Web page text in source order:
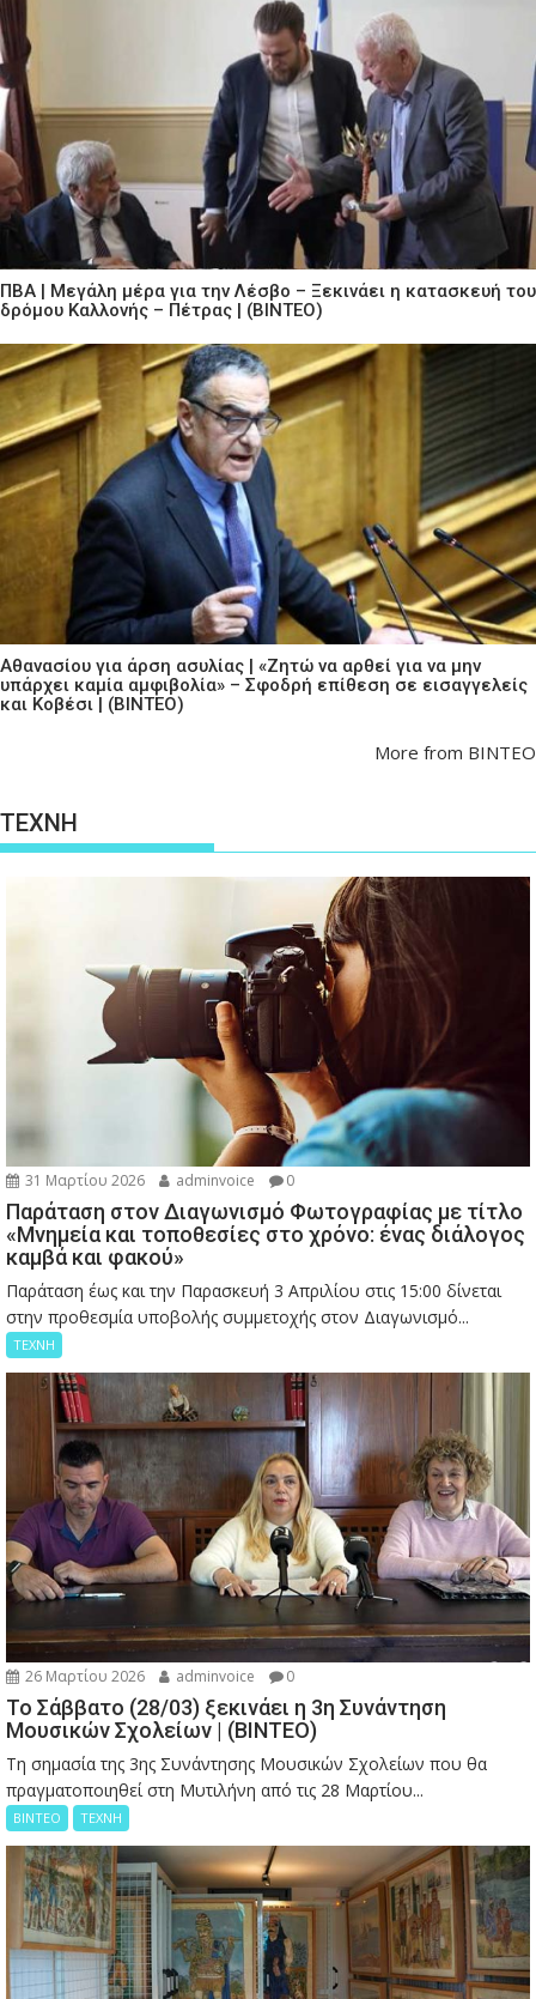
ΠΒΑ | Μεγάλη μέρα για την Λέσβο – Ξεκινάει η κατασκευή του
δρόμου Καλλονής – Πέτρας | (ΒΙΝΤΕΟ)
Αθανασίου για άρση ασυλίας | «Ζητώ να αρθεί για να μην
υπάρχει καμία αμφιβολία» – Σφοδρή επίθεση σε εισαγγελείς
και Κοβέσι | (ΒΙΝΤΕΟ)
More from ΒΙΝΤΕΟ
ΤΕΧΝΗ
31 Μαρτίου 2026 adminvoice 0
Παράταση στον Διαγωνισμό Φωτογραφίας με τίτλο
«Μνημεία και τοποθεσίες στο χρόνο: ένας διάλογος
καμβά και φακού»
Παράταση έως και την Παρασκευή 3 Απριλίου στις 15:00 δίνεται
στην προθεσμία υποβολής συμμετοχής στον Διαγωνισμό...
ΤΕΧΝΗ
26 Μαρτίου 2026 adminvoice 0
Το Σάββατο (28/03) ξεκινάει η 3η Συνάντηση
Μουσικών Σχολείων | (ΒΙΝΤΕΟ)
Τη σημασία της 3ης Συνάντησης Μουσικών Σχολείων που θα
πραγματοποιηθεί στη Μυτιλήνη από τις 28 Μαρτίου...
ΒΙΝΤΕΟ ΤΕΧΝΗ